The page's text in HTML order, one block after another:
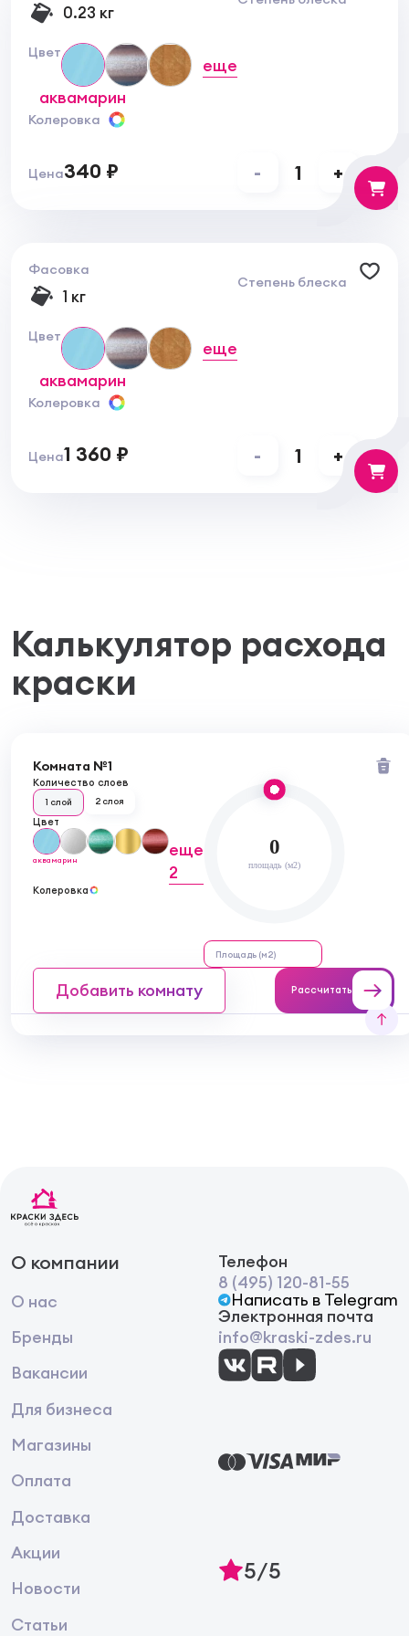
Эмаль наносится кистью, валиком или тампоном в
1-2 слоя. При необходимости разбавить водой, не
более 5%.
Условия транспортировки и хранения:
В плотно закрытой таре при температуре от 0°С
до +40°С. Не замораживать.
0.23 кг
Цвет
аквамарин
еще
Колеровка
Цена340 ₽ - 1 +
Фасовка
1 кг
Степень блеска
Цвет
аквамарин
еще
Колеровка
Цена1 360 ₽ - 1 +
Калькулятор расхода
краски
Комната №1
Количество слоев
1 слой 2 слоя
Цвет
аквамарин
еще
2
Колеровка
0
площадь (м2)
Добавить комнату Рассчитать
О компании
О нас
Бренды
Вакансии
Для бизнеса
Магазины
Оплата
Доставка
Акции
Новости
Статьи
Телефон
8 (495) 120-81-55
Написать в Telegram
Электронная почта
info@kraski-zdes.ru
5/5